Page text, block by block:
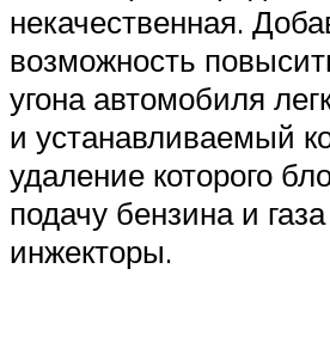
некачественная.
возможность
угона автомобиля
и устанавливаемый
удаление которого
подачу бензина и
инжекторы.